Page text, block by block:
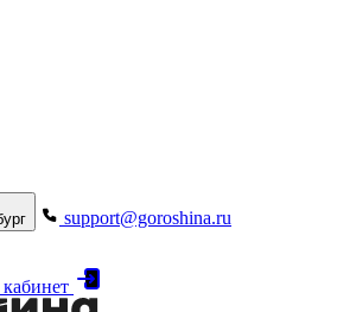
support@goroshina.ru